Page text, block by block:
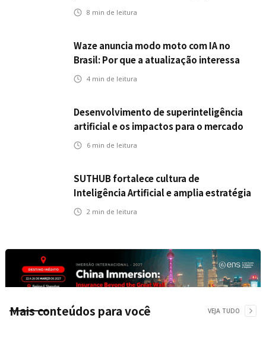
seguros
8 min de leitura
Waze anuncia modo moto com IA no
Brasil: Por que a atualização interessa
ao mercado segurador?
4 min de leitura
Desenvolvimento de superinteligência
artificial e os impactos para o mercado
de seguros
6 min de leitura
SUTHUB fortalece cultura de
Inteligência Artificial e amplia estratégia
para toda a organização
2 min de leitura
Mais conteúdos para você VEJA TUDO